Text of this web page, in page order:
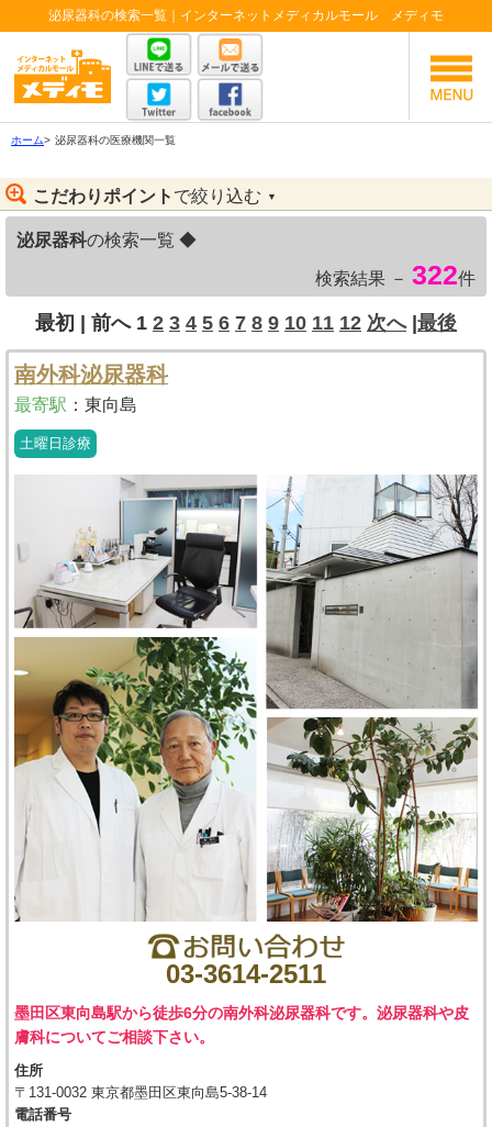
泌尿器科の検索一覧｜インターネットメディカルモール メディモ
ホーム> 泌尿器科の医療機関一覧
こだわりポイント で絞り込む ▼
泌尿器科の検索一覧 ◆
検索結果 － 322件
最初 | 前へ 1 2 3 4 5 6 7 8 9 10 11 12 次へ|最後
南外科泌尿器科
最寄駅 ： 東向島
土曜日診療
03-3614-2511
墨田区東向島駅から徒歩6分の南外科泌尿器科です。泌尿器科や皮
膚科についてご相談下さい。
住所
〒131-0032 東京都墨田区東向島5-38-14
電話番号